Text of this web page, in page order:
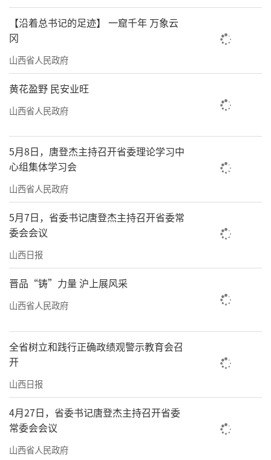
来，我省投资对经济增长的贡献率保持稳定，
消费贡献率持续提升，两者协同发力格局不断
扩大。特别是在文旅融合、新能源、数字经济
等领域，投资与消费相互促进的乘数效应日益
凸显。
尽管成效显著，我省扩内需之路仍在继
续。省社科院社会学所的周洁指出：“我省作
为能源大省，正处于经济转型的关键期。下一
步，需要在供给侧改革与需求侧管理协同上做
文章，特别是要增强居民消费能力，完善社会
保障体系，让群众能消费、愿消费、敢消
费。”
记者了解到，未来，我省将围绕传统消费
升级、新兴消费培育、服务消费提质等方面持
续发力。同时，聚焦基础设施建设、产业转型
动性强、示范效应好的重大项目。
从太行山麓到汾河岸畔，从重点项目建设
现场到人气爆棚的消费场所，我省经济的内生
动力正在不断增强。投资与消费的双轮驱动，
助推这片土地在新发展格局中谱写出高质量转
型发展新篇章。
【沿着总书记的足迹】 一窟千年 万象云
冈
山西省人民政府
黄花盈野 民安业旺
山西省人民政府
5月8日，唐登杰主持召开省委理论学习中
心组集体学习会
山西省人民政府
5月7日，省委书记唐登杰主持召开省委常
委会会议
山西日报
晋品“铸”力量 沪上展风采
山西省人民政府
全省树立和践行正确政绩观警示教育会召
开
山西日报
4月27日，省委书记唐登杰主持召开省委
常委会会议
山西省人民政府